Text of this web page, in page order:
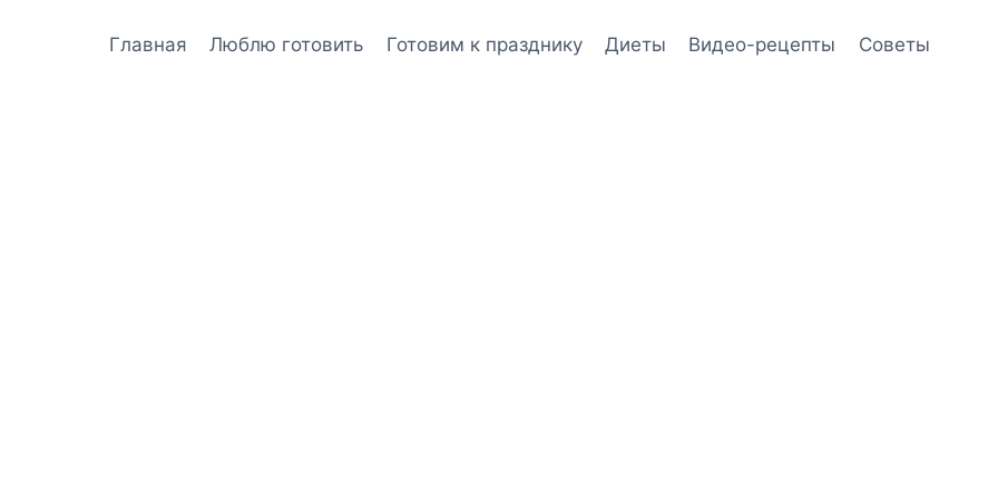
Главная Люблю готовить Готовим к празднику Диеты Видео-рецепты Советы